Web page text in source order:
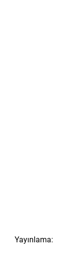
Yayınlama: